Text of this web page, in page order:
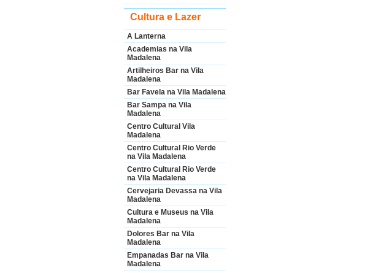
Cultura e Lazer
A Lanterna
Academias na Vila
Madalena
Artilheiros Bar na Vila
Madalena
Bar Favela na Vila Madalena
Bar Sampa na Vila
Madalena
Centro Cultural Vila
Madalena
Centro Cultural Rio Verde
na Vila Madalena
Centro Cultural Rio Verde
na Vila Madalena
Cervejaria Devassa na Vila
Madalena
Cultura e Museus na Vila
Madalena
Dolores Bar na Vila
Madalena
Empanadas Bar na Vila
Madalena